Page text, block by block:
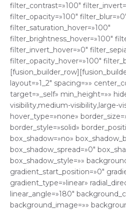
filter_contrast=»100″
filter_opacity=»100″
filter_saturation_hover=»100″
filter_brightness_hover=»100″
filter_invert_hover=»0″
filter_opacity_hover=»100″
layout=»1_2″ spacing=»»
target=»_self» min_height=»»
visibility,medium-visibility,large-
hover_type=»none»
border_style=»solid»
box_shadow=»no»
box_shadow_spread=»0″
box_shadow_style=»»
gradient_start_position=»0″
gradient_type=»linear»
linear_angle=»180″
background_image=»»